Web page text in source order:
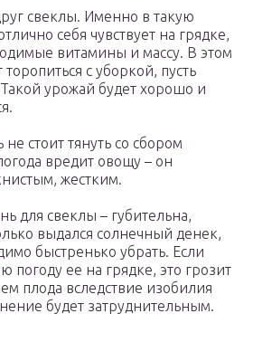
свеклы. Именно в такую
себя чувствует на грядке,
витамины и массу. В этом
торопиться с уборкой, пусть
урожай будет хорошо и
стоит тянуть со сбором
вредит овощу – он
жестким.
для свеклы – губительна,
выдался солнечный денек,
быстренько убрать. Если
погоду ее на грядке, это грозит
плода вследствие изобилия
будет затруднительным.